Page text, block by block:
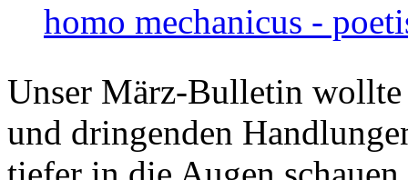
homo mechanicus -
Unser März-Bulletin
und dringenden